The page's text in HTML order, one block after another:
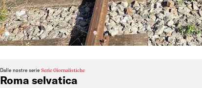
Dalle nostre serie Serie Giornalistiche
Roma selvatica